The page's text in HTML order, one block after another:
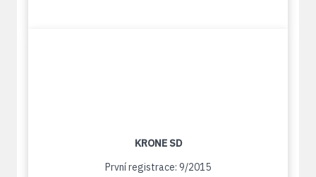
KRONE SD
První registrace: 9/2015